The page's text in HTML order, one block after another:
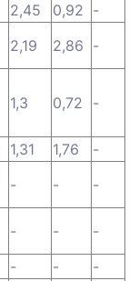
2,45 0,92 -
2,19 2,86 -
1,3 0,72 -
1,31 1,76
-
- - -
- -
-
- -
-